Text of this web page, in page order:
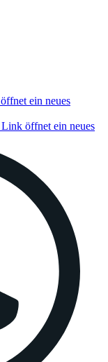
ein neues
öffnet ein neues